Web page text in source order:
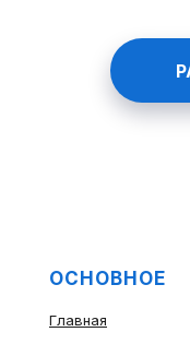
ОСНОВНОЕ
Главная